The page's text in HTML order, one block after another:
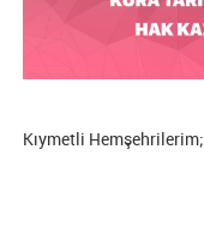
Kıymetli Hemşehrilerim;